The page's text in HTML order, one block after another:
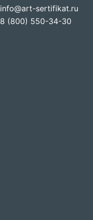
info@art-sertifikat.ru
8 (800) 550-34-30